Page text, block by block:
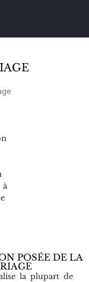
à
POSÉE DE LA
la plupart de